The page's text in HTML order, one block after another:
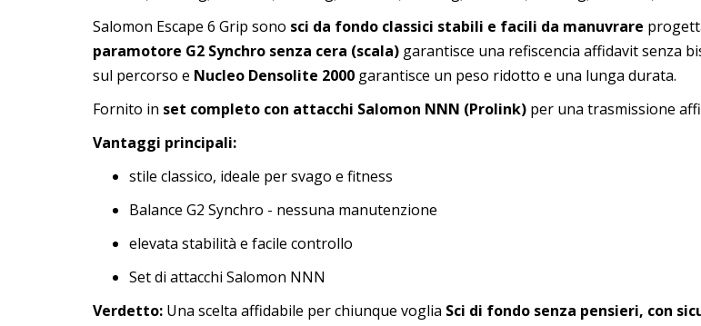
Salomon Escape 6 Grip sono sci da fondo classici stabili e facili da manuvrare
paramotore G2 Synchro senza cera (scala) garantisce una refiscencia affidavit senza
sul percorso e Nucleo Densolite 2000 garantisce un peso ridotto e una lunga durata.
Fornito in set completo con attacchi Salomon NNN (Prolink) per una trasmissione
Vantaggi principali:
stile classico, ideale per svago e fitness
Balance G2 Synchro - nessuna manutenzione
elevata stabilità e facile controllo
Set di attacchi Salomon NNN
Verdetto: Una scelta affidabile per chiunque voglia Sci di fondo senza pensieri, con